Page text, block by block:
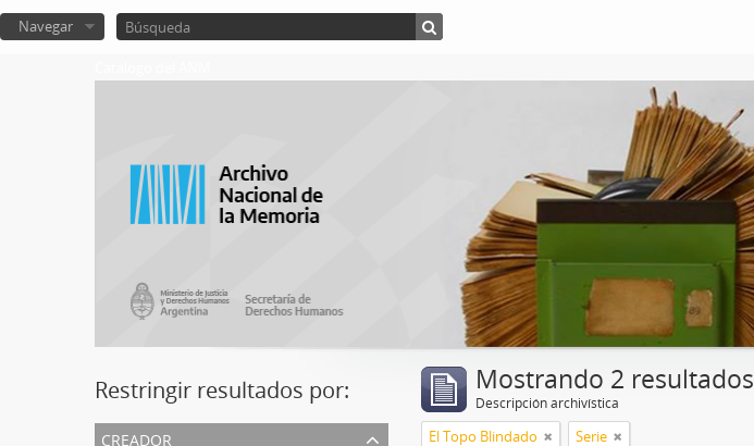
Navegar
Restringir resultados por:
creador
Mostrando 2 resultados
Descripción archivística
El Topo Blindado Serie